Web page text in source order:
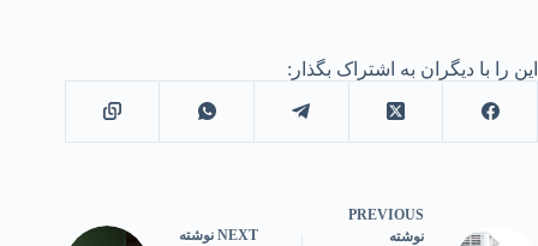
این را با دیگران به اشتراک بگذار:
PREVIOUS
نوشته
NEXT نوشته